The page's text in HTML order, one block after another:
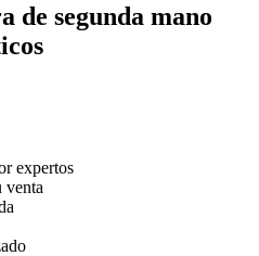
de segunda mano
expertos
venta